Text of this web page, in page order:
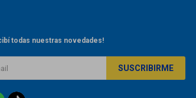
todas nuestras novedades!
SUSCRIBIRME